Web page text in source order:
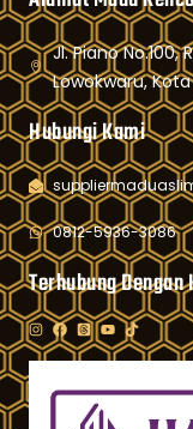
Jl. Piano No.100,
Lowokwaru,
Hubungi Kami
0812-5936-3086
Terhubung Dengan